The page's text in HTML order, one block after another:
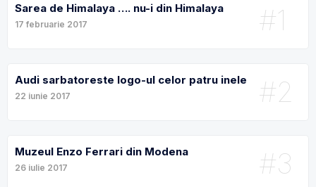
#1
Sarea de Himalaya …. nu-i din Himalaya
17 februarie 2017
#2
Audi sarbatoreste logo-ul celor patru inele
22 iunie 2017
#3
Muzeul Enzo Ferrari din Modena
26 iulie 2017